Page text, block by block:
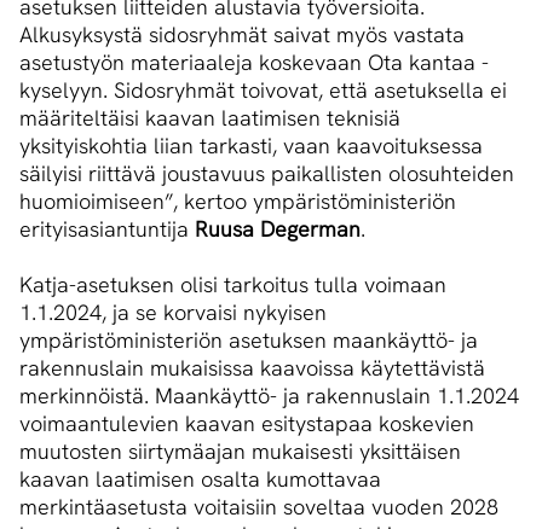
asetuksen liitteiden alustavia työversioita.
Alkusyksystä sidosryhmät saivat myös vastata
asetustyön materiaaleja koskevaan Ota kantaa -
kyselyyn. Sidosryhmät toivovat, että asetuksella ei
määriteltäisi kaavan laatimisen teknisiä
yksityiskohtia liian tarkasti, vaan kaavoituksessa
säilyisi riittävä joustavuus paikallisten olosuhteiden
huomioimiseen”, kertoo ympäristöministeriön
erityisasiantuntija Ruusa Degerman.
Katja-asetuksen olisi tarkoitus tulla voimaan
1.1.2024, ja se korvaisi nykyisen
ympäristöministeriön asetuksen maankäyttö- ja
rakennuslain mukaisissa kaavoissa käytettävistä
merkinnöistä. Maankäyttö- ja rakennuslain 1.1.2024
voimaantulevien kaavan esitystapaa koskevien
muutosten siirtymäajan mukaisesti yksittäisen
kaavan laatimisen osalta kumottavaa
merkintäasetusta voitaisiin soveltaa vuoden 2028